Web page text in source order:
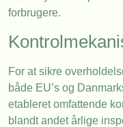
forbrugere.
For at sikre
både EU’s og
etableret omfattende
blandt andet årlige